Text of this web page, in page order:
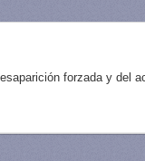
forzada y del